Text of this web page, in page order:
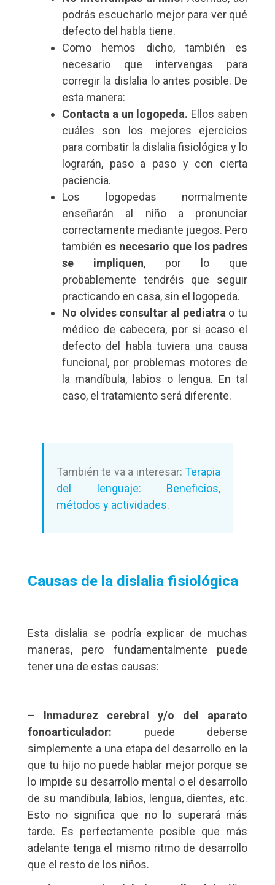
podrás escucharlo mejor para ver qué
defecto del habla tiene.
Como hemos dicho, también es
necesario que intervengas para
corregir la dislalia lo antes posible. De
esta manera:
Contacta a un logopeda. Ellos saben
cuáles son los mejores ejercicios
para combatir la dislalia fisiológica y lo
lograrán, paso a paso y con cierta
paciencia.
Los logopedas normalmente
enseñarán al niño a pronunciar
correctamente mediante juegos. Pero
también es necesario que los padres
se impliquen, por lo que
probablemente tendréis que seguir
practicando en casa, sin el logopeda.
No olvides consultar al pediatra o tu
médico de cabecera, por si acaso el
defecto del habla tuviera una causa
funcional, por problemas motores de
la mandíbula, labios o lengua. En tal
caso, el tratamiento será diferente.
También te va a interesar:Terapia
del lenguaje: Beneficios,
métodos y actividades.
Causas de la dislalia fisiológica
Esta dislalia se podría explicar de muchas
maneras, pero fundamentalmente puede
tener una de estas causas:
– Inmadurez cerebral y/o del aparato
fonoarticulador: puede deberse
simplemente a una etapa del desarrollo en la
que tu hijo no puede hablar mejor porque se
lo impide su desarrollo mental o el desarrollo
de su mandíbula, labios, lengua, dientes, etc.
Esto no significa que no lo superará más
tarde. Es perfectamente posible que más
adelante tenga el mismo ritmo de desarrollo
que el resto de los niños.